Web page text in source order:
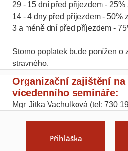
29 - 15 dní před příjezdem - 25%
14 - 4 dny před příjezdem - 50%
3 a méně dní před příjezdem -
Storno poplatek bude ponížen o
stravného.
Organizační zajištění
vícedenního semináře:
Mgr. Jitka Vachulková (tel: 730
Přihláška